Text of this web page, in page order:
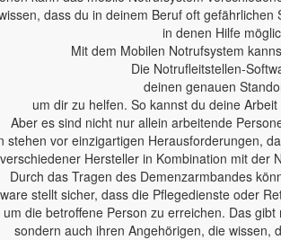
dass du in deinem Beruf oft
in denen Hilfe
Mit dem Mobilen Notrufsystem
Die Notrufleitstellen-
deinen genauen
um dir zu helfen. So kannst du deine
Aber es sind nicht nur allein arbeitende
stehen vor einzigartigen Herausforderungen,
Hersteller in Kombination mit
Durch das Tragen des Demenzarmbandes
stellt sicher, dass die Pflegedienste oder
um die betroffene Person zu erreichen. Das
sondern auch ihren Angehörigen, die wissen,